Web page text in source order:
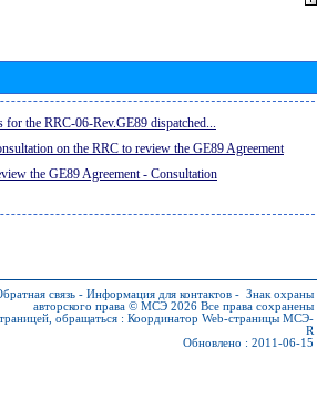
for the RRC-06-Rev.GE89 dispatched...
on the RRC to review the GE89 Agreement
the GE89 Agreement - Consultation
связь - Информация для контактов - Знак охраны
авторского права © МСЭ 2026 Все права сохранены
обращаться : Координатор Web-страницы МСЭ-
R
Обновлено : 2011-06-15